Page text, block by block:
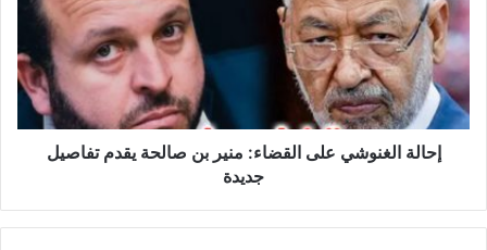
القضاء:
منير
بن
صالحة
يقدم
تفاصيل
جديدةإحالة الغنوشي على القضاء: منير بن صالحة يقدم تفاصيل
جديدة